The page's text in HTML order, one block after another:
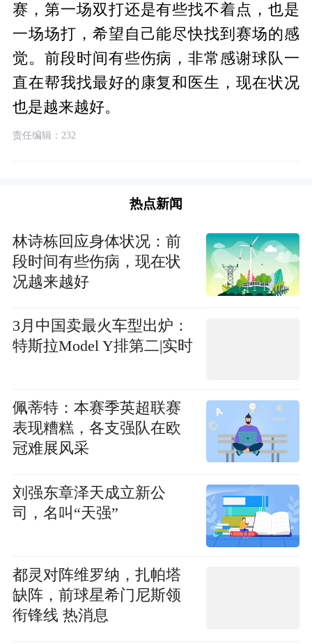
赛，第一场双打还是有些找不着点，也是
一场场打，希望自己能尽快找到赛场的感
觉。前段时间有些伤病，非常感谢球队一
直在帮我找最好的康复和医生，现在状况
也是越来越好。
责任编辑：232
热点新闻
林诗栋回应身体状况：前
段时间有些伤病，现在状
况越来越好
3月中国卖最火车型出炉：
特斯拉Model Y排第二|实时
佩蒂特：本赛季英超联赛
表现糟糕，各支强队在欧
冠难展风采
刘强东章泽天成立新公
司，名叫“天强”
都灵对阵维罗纳，扎帕塔
缺阵，前球星希门尼斯领
衔锋线 热消息